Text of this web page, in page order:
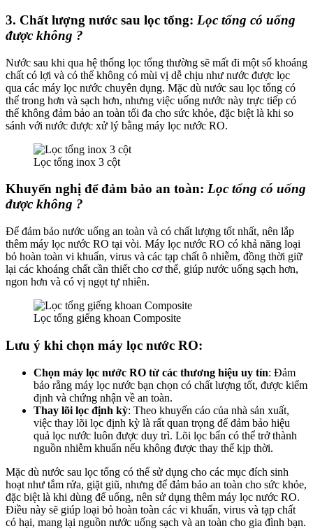
3. Chất lượng nước sau lọc tổng: Lọc tổng có uống
được không ?
Nước sau khi qua hệ thống lọc tổng thường sẽ mất đi một số khoáng
chất có lợi và có thể không có mùi vị dễ chịu như nước được lọc
qua các máy lọc nước chuyên dụng. Mặc dù nước sau lọc tổng có
thể trong hơn và sạch hơn, nhưng việc uống nước này trực tiếp có
thể không đảm bảo an toàn tối đa cho sức khỏe, đặc biệt là khi so
sánh với nước được xử lý bằng máy lọc nước RO.
Lọc tổng inox 3 cột
Khuyến nghị để đảm bảo an toàn: Lọc tổng có uống
được không ?
Để đảm bảo nước uống an toàn và có chất lượng tốt nhất, nên lắp
thêm máy lọc nước RO tại vòi. Máy lọc nước RO có khả năng loại
bỏ hoàn toàn vi khuẩn, virus và các tạp chất ô nhiễm, đồng thời giữ
lại các khoáng chất cần thiết cho cơ thể, giúp nước uống sạch hơn,
ngon hơn và có vị ngọt tự nhiên.
Lọc tổng giếng khoan Composite
Lưu ý khi chọn máy lọc nước RO:
Chọn máy lọc nước RO từ các thương hiệu uy tín: Đảm
bảo rằng máy lọc nước bạn chọn có chất lượng tốt, được kiểm
định và chứng nhận về an toàn.
Thay lõi lọc định kỳ: Theo khuyến cáo của nhà sản xuất,
việc thay lõi lọc định kỳ là rất quan trọng để đảm bảo hiệu
quả lọc nước luôn được duy trì. Lõi lọc bẩn có thể trở thành
nguồn nhiễm khuẩn nếu không được thay thế kịp thời.
Mặc dù nước sau lọc tổng có thể sử dụng cho các mục đích sinh
hoạt như tắm rửa, giặt giũ, nhưng để đảm bảo an toàn cho sức khỏe,
đặc biệt là khi dùng để uống, nên sử dụng thêm máy lọc nước RO.
Điều này sẽ giúp loại bỏ hoàn toàn các vi khuẩn, virus và tạp chất
có hại, mang lại nguồn nước uống sạch và an toàn cho gia đình bạn.